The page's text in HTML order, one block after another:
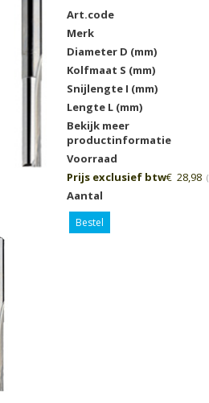
Art.code
Merk
Diameter D (mm)
Kolfmaat S (mm)
Snijlengte I (mm)
Lengte L (mm)
Bekijk meer
productinformatie
Voorraad
Prijs exclusief btw€ 28,98 (
Aantal
Bestel